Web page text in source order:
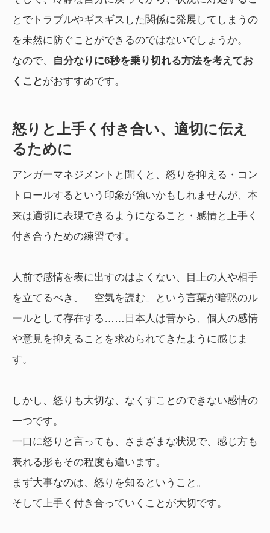
とでトラブルやギスギスした関係に発展してしまうの
を未然に防ぐことができるのではないでしょうか。
なので、
自分なりに6秒を乗り切れる方法を考えてお
くこと がおすすめです。
怒りと上手く付き合い、適切に伝え
るために
アンガーマネジメントと聞くと、怒りを抑える・コン
トロールするという印象が強いかもしれませんが、本
来は適切に表現できるようになること・感情と上手く
付き合うための練習です。
人前で感情を表に出すのはよくない、目上の人や相手
を立てるべき、「空気を読む」という言葉が暗黙のル
ールとして存在する……日本人は昔から、個人の感情
や意見を抑えることを求められてきたように感じま
す。
しかし、怒りも大切な、なくすことのできない感情の
一つです。
一口に怒りと言っても、さまざまな状況で、感じ方も
表れる形もその程度も違います。
まず大事なのは、怒りを知るということ。
そして上手く付き合っていくことが大切です。